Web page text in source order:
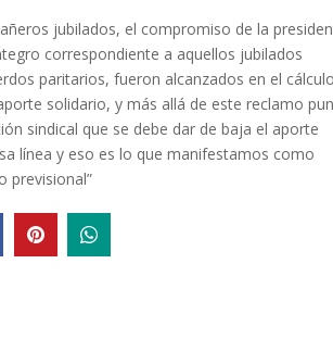
jubilados, el compromiso de la
correspondiente a aquellos jubilados
paritarios, fueron alcanzados en el
solidario, y más allá de este reclamo
sindical que se debe dar de baja el aporte
línea y eso es lo que manifestamos como
previsional”